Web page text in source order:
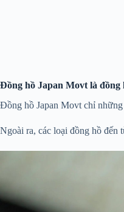
Đồng hồ Japan Movt là đồng
Đồng hồ Japan Movt chỉ
Ngoài ra, các loại đồng hồ đến